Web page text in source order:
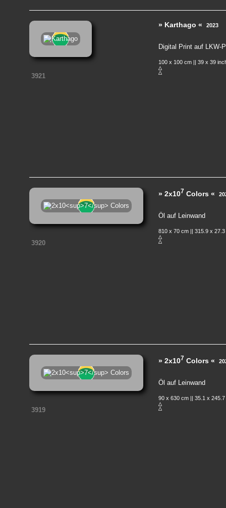
3921
» Karthago « 2023
Digital Print auf LKW-
100 x 100 cm || 39 x 39
3920
» 2x107 Colors «
Öl auf Leinwand
810 x 70 cm || 315.9 x
3919
» 2x107 Colors «
Öl auf Leinwand
90 x 630 cm || 35.1 x